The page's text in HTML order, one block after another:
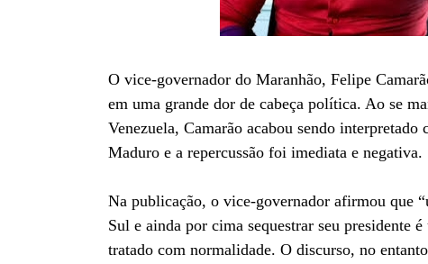
O vice-governador do Maranhão, Felipe
em uma grande dor de cabeça política. Ao se
Venezuela, Camarão acabou sendo
Maduro e a repercussão foi imediata e negativa.
Na publicação, o vice-governador afirmou que
Sul e ainda por cima sequestrar seu presidente
tratado com normalidade. O discurso, no